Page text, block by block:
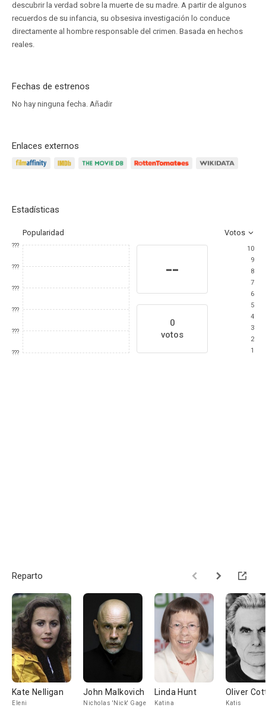
descubrir la verdad sobre la muerte de su madre. A partir de algunos
recuerdos de su infancia, su obsesiva investigación lo conduce
directamente al hombre responsable del crimen. Basada en hechos
reales.
Fechas de estrenos
No hay ninguna fecha. Añadir
Enlaces externos
Estadísticas
Popularidad Votos
???
???
???
???
???
???
--
0
votos
10
9
8
7
6
5
4
3
2
1
Reparto
Kate Nelligan
Eleni
John Malkovich
Nicholas 'Nick' Gage
Linda Hunt
Katina
Oliver
Katis